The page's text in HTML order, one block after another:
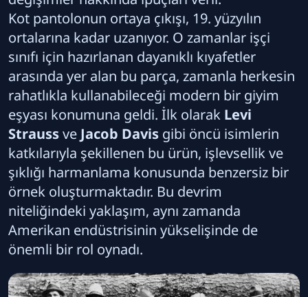
Kot pantolonun ortaya çıkışı, 19. yüzyılın
ortalarına kadar uzanıyor. O zamanlar işçi
sınıfı için hazırlanan dayanıklı kıyafetler
arasında yer alan bu parça, zamanla herkesin
rahatlıkla kullanabileceği modern bir giyim
eşyası konumuna geldi. İlk olarak Levi
Straussve Jacob Davis gibi öncü isimlerin
katkılarıyla şekillenen bu ürün, işlevsellik ve
şıklığı harmanlama konusunda benzersiz bir
örnek oluşturmaktadır. Bu devrim
niteliğindeki yaklaşım, aynı zamanda
Amerikan endüstrisinin yükselişinde de
önemli bir rol oynadı.